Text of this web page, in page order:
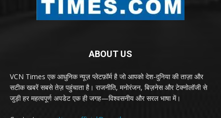
ABOUT US
VCN Times एक आधुनिक न्यूज़ प्लेटफ़ॉर्म है जो आपको देश-दुनिया की ताज़ा और
सटीक खबरें सबसे तेज़ पहुंचाता है। राजनीति, मनोरंजन, बिज़नेस और टेक्नोलॉजी से
जुड़ी हर महत्वपूर्ण अपडेट एक ही जगह—विश्वसनीय और सरल भाषा में।